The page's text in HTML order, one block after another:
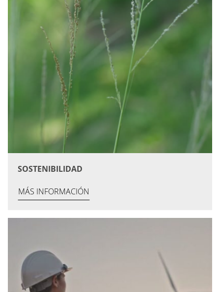
SOSTENIBILIDAD
MÁS INFORMACIÓN